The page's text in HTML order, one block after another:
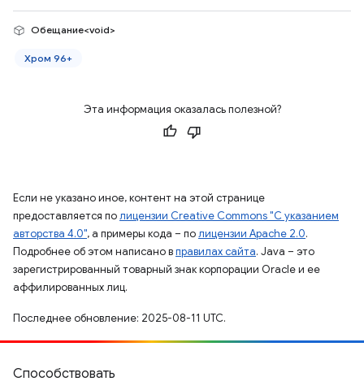
Обещание<void>
Хром 96+
Эта информация оказалась полезной?
Если не указано иное, контент на этой странице
предоставляется полицензии Creative Commons "С указанием
авторства 4.0", а примеры кода – полицензии Apache 2.0.
Подробнее об этом написано вправилах сайта. Java – это
зарегистрированный товарный знак корпорации Oracle и ее
аффилированных лиц.
Последнее обновление: 2025-08-11 UTC.
Способствовать